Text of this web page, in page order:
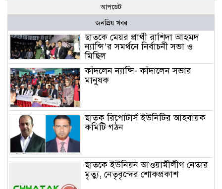
আপডেট
জনপ্রিয় খবর
ছাতকে মেয়র প্রার্থী রাশিদা আহমদ
ন্যান্সি’র সমর্থনে নির্বাচনী সভা ও
মিছিল
কাঁদলেন ন্যান্সি- কাঁদালেন সভার
মানুষক
ছাতক রিপোটার্স ইউনিটির আহবায়ক
কমিটি গঠন
ছাতকে ইউনিয়ন আওয়ামীলীগ নেতার
মৃত্যু, নেতৃবৃন্দের শোকপ্রকাশ